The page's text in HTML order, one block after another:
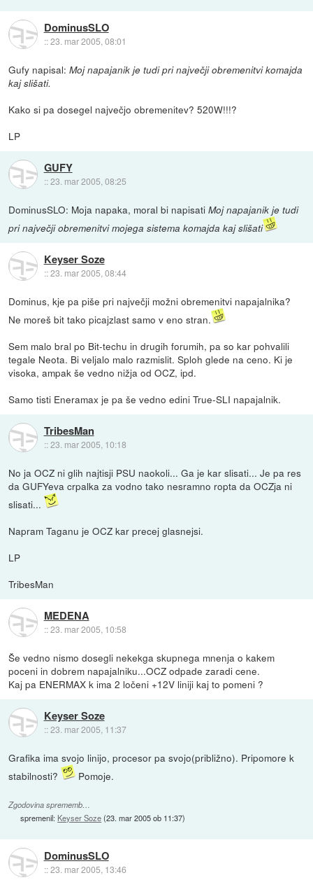
DominusSLO
::23. mar 2005, 08:01
Gufy napisal:Moj napajanik je tudi pri največji obremenitvi komajda
kaj slišati.
Kako si pa dosegel največjo obremenitev? 520W!!!?
LP
GUFY
::23. mar 2005, 08:25
DominusSLO: Moja napaka, moral bi napisatiMoj napajanik je tudi
pri največji obremenitvi mojega sistema komajda kaj slišati
Keyser Soze
::23. mar 2005, 08:44
Dominus, kje pa piše pri največji možni obremenitvi napajalnika?
Ne moreš bit tako picajzlast samo v eno stran.
Sem malo bral po Bit-techu in drugih forumih, pa so kar pohvalili
tegale Neota. Bi veljalo malo razmislit. Sploh glede na ceno. Ki je
visoka, ampak še vedno nižja od OCZ, ipd.
Samo tisti Eneramax je pa še vedno edini True-SLI napajalnik.
TribesMan
::23. mar 2005, 10:18
No ja OCZ ni glih najtisji PSU naokoli... Ga je kar slisati... Je pa res
da GUFYeva crpalka za vodno tako nesramno ropta da OCZja ni
slisati...
Napram Taganu je OCZ kar precej glasnejsi.
LP
TribesMan
MEDENA
::23. mar 2005, 10:58
Še vedno nismo dosegli nekekga skupnega mnenja o kakem
poceni in dobrem napajalniku...OCZ odpade zaradi cene.
Kaj pa ENERMAX k ima 2 ločeni +12V liniji kaj to pomeni ?
Keyser Soze
::23. mar 2005, 11:37
Grafika ima svojo linijo, procesor pa svojo(približno). Pripomore k
stabilnosti?
Pomoje.
Zgodovina sprememb…
spremenil: Keyser Soze(23. mar 2005 ob 11:37)
DominusSLO
::23. mar 2005, 13:46